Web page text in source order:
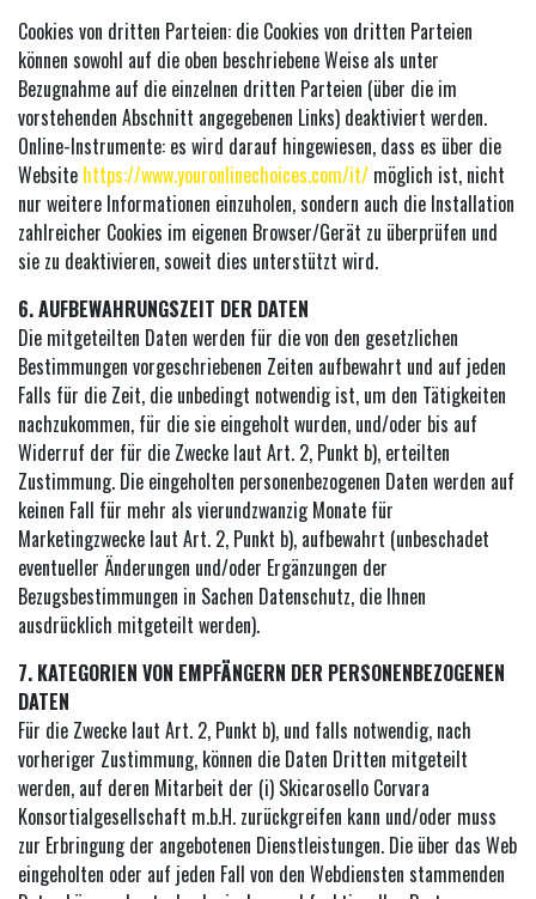
Cookies von dritten Parteien: die Cookies von dritten Parteien
können sowohl auf die oben beschriebene Weise als unter
Bezugnahme auf die einzelnen dritten Parteien (über die im
vorstehenden Abschnitt angegebenen Links) deaktiviert werden.
Online-Instrumente: es wird darauf hingewiesen, dass es über die
Website https://www.youronlinechoices.com/it/ möglich ist, nicht
nur weitere Informationen einzuholen, sondern auch die Installation
zahlreicher Cookies im eigenen Browser/Gerät zu überprüfen und
sie zu deaktivieren, soweit dies unterstützt wird.
6. AUFBEWAHRUNGSZEIT DER DATEN
Die mitgeteilten Daten werden für die von den gesetzlichen
Bestimmungen vorgeschriebenen Zeiten aufbewahrt und auf jeden
Falls für die Zeit, die unbedingt notwendig ist, um den Tätigkeiten
nachzukommen, für die sie eingeholt wurden, und/oder bis auf
Widerruf der für die Zwecke laut Art. 2, Punkt b), erteilten
Zustimmung. Die eingeholten personenbezogenen Daten werden auf
keinen Fall für mehr als vierundzwanzig Monate für
Marketingzwecke laut Art. 2, Punkt b), aufbewahrt (unbeschadet
eventueller Änderungen und/oder Ergänzungen der
Bezugsbestimmungen in Sachen Datenschutz, die Ihnen
ausdrücklich mitgeteilt werden).
7. KATEGORIEN VON EMPFÄNGERN DER PERSONENBEZOGENEN
DATEN
Für die Zwecke laut Art. 2, Punkt b), und falls notwendig, nach
vorheriger Zustimmung, können die Daten Dritten mitgeteilt
werden, auf deren Mitarbeit der (i) Skicarosello Corvara
Konsortialgesellschaft m.b.H. zurückgreifen kann und/oder muss
zur Erbringung der angebotenen Dienstleistungen. Die über das Web
eingeholten oder auf jeden Fall von den Webdiensten stammenden